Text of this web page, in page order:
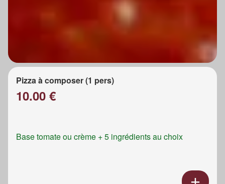
Pizza à composer (1 pers)
10.00 €
Base tomate ou crème + 5 ingrédients au choix